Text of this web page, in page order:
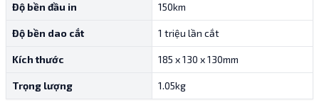
Độ bền đầu in 150km
Độ bền dao cắt 1 triệu lần cắt
Kích thước 185 x 130 x 130mm
Trọng lượng 1.05kg